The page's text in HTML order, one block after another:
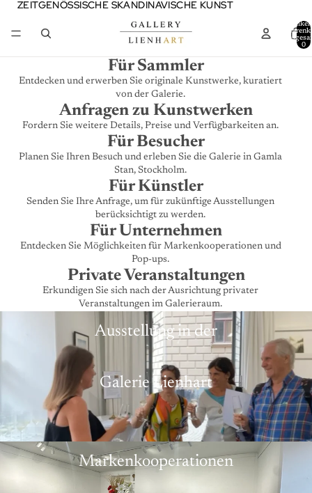
ZEITGENÖSSISCHE SKANDINAVISCHE KUNST
ZEITGENÖSSISCHE SKANDINAVISCHE KUNST
Artikel
0
Für Sammler
Entdecken und erwerben Sie originale Kunstwerke, kuratiert
von der Galerie.
Anfragen zu Kunstwerken
Fordern Sie weitere Details, Preise und Verfügbarkeiten an.
Für Besucher
Planen Sie Ihren Besuch und erleben Sie die Galerie in Gamla
Stan, Stockholm.
Für Künstler
Senden Sie Ihre Anfrage, um für zukünftige Ausstellungen
berücksichtigt zu werden.
Für Unternehmen
Entdecken Sie Möglichkeiten für Markenkooperationen und
Pop-ups.
Private Veranstaltungen
Erkundigen Sie sich nach der Ausrichtung privater
Veranstaltungen im Galerieraum.
Ausstellung in der
Galerie Lienhart
Markenkooperationen